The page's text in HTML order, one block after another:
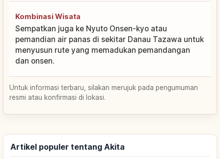
Kombinasi Wisata
Sempatkan juga ke Nyuto Onsen-kyo atau
pemandian air panas di sekitar Danau Tazawa untuk
menyusun rute yang memadukan pemandangan
dan onsen.
Untuk informasi terbaru, silakan merujuk pada pengumuman
resmi atau konfirmasi di lokasi.
Artikel populer tentang Akita